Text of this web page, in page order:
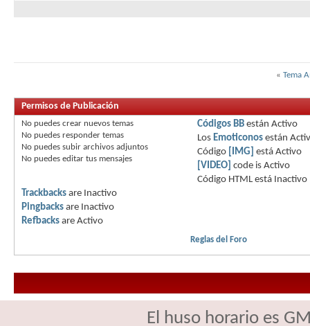
« Tema
Permisos de Publicación
No puedes crear nuevos temas
No puedes responder temas
No puedes subir archivos adjuntos
No puedes editar tus mensajes
Códigos BB están Activo
Los Emoticonos están
Código
[IMG] está Activo
[VIDEO] code is Activo
Código HTML está Inactivo
Trackbacks are Inactivo
Pingbacks are Inactivo
Refbacks are Activo
Reglas del Foro
El huso horario es